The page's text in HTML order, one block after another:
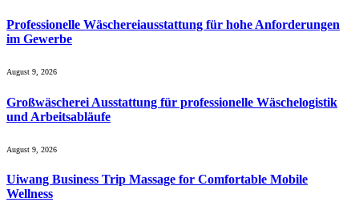
Professionelle Wäschereiausstattung für hohe Anforderungen
im Gewerbe
August 9, 2026
Großwäscherei Ausstattung für professionelle Wäschelogistik
und Arbeitsabläufe
August 9, 2026
Uiwang Business Trip Massage for Comfortable Mobile
Wellness